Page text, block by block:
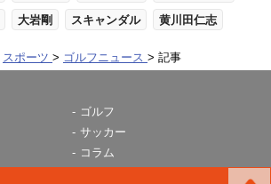
大岩剛 スキャンダル 黄川田仁志
スポーツ ゴルフニュース 記事
ゴルフ
サッカー
コラム